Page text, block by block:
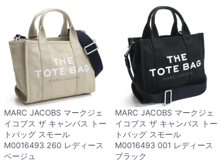
MARC JACOBS マークジェ
イコブス ザ キャンバス トー
トバッグ スモール
M0016493 260 レディース
ベージュ
MARC JACOBS マークジェ
イコブス ザ キャンバス トー
トバッグ スモール
M0016493 001 レディース
ブラック